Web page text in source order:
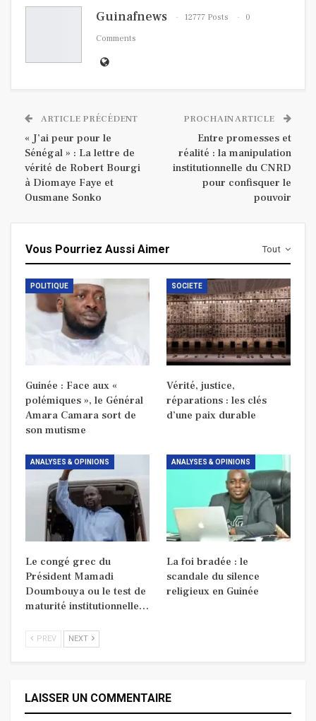
Guinafnews 12777 Posts
0
Comments
ARTICLE PRÉCÉDENT
« J’ai peur pour le
Sénégal » : La lettre de
vérité de Robert Bourgi
à Diomaye Faye et
Ousmane Sonko
PROCHAIN ARTICLE
Entre promesses et
réalité : la manipulation
institutionnelle du CNRD
pour confisquer le
pouvoir
Tout
Vous Pourriez Aussi Aimer
POLITIQUE
Guinée : Face aux «
polémiques », le Général
Amara Camara sort de
son mutisme
SOCIETE
Vérité, justice,
réparations : les clés
d’une paix durable
ANALYSES & OPINIONS
Le congé grec du
Président Mamadi
Doumbouya ou le test de
maturité institutionnelle…
ANALYSES & OPINIONS
La foi bradée : le
scandale du silence
religieux en Guinée
PREV NEXT
LAISSER UN COMMENTAIRE